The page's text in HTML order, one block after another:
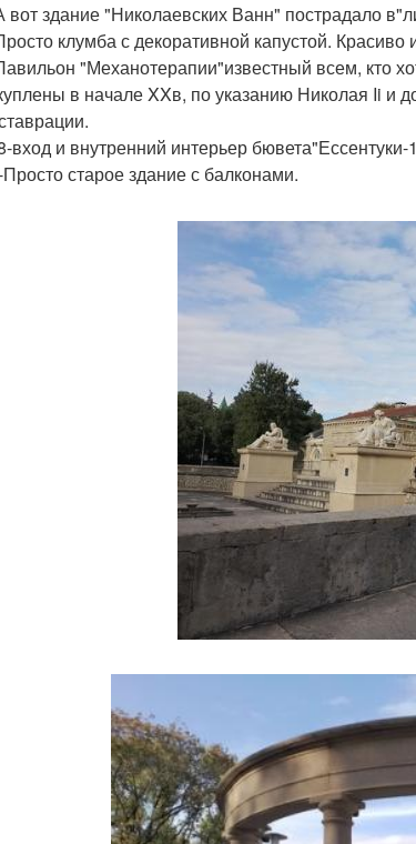
вот здание "Николаевских Ванн" пострадало
клумба с декоративной капустой. Красиво
"Механотерапии"известный всем, кто
в начале XXв, по указанию Николая Ii и
вход и внутренний интерьер бювета"Ессентуки-
старое здание с балконами.